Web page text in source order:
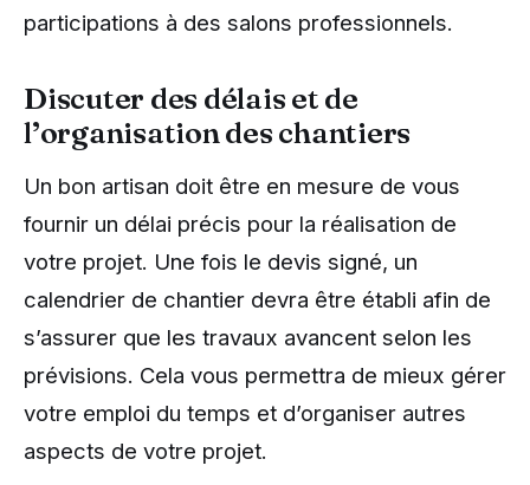
participations à des salons professionnels.
Discuter des délais et de
l’organisation des chantiers
Un bon artisan doit être en mesure de vous
fournir un délai précis pour la réalisation de
votre projet. Une fois le devis signé, un
calendrier de chantier devra être établi afin de
s’assurer que les travaux avancent selon les
prévisions. Cela vous permettra de mieux gérer
votre emploi du temps et d’organiser autres
aspects de votre projet.